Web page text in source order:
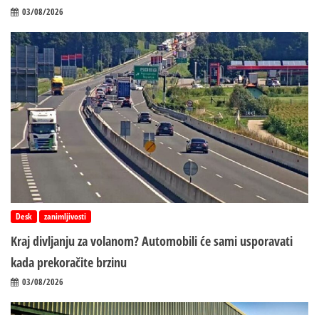
03/08/2026
Desk zanimljivosti
Kraj divljanju za volanom? Automobili će sami usporavati
kada prekoračite brzinu
03/08/2026